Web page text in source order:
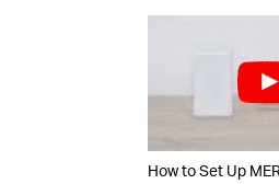
How to Set Up